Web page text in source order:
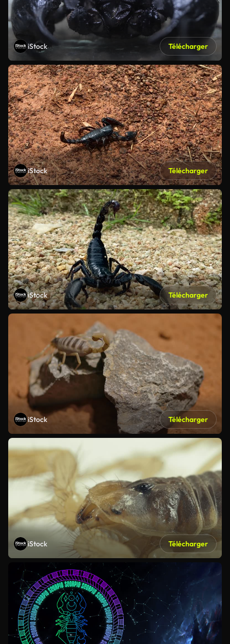
iStock Télécharger
iStock Télécharger
iStock Télécharger
iStock Télécharger
iStock Télécharger